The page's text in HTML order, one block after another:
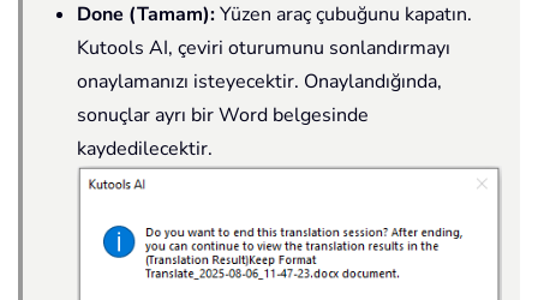
Done (Tamam):Yüzen araç çubuğunu kapatın.
Kutools AI, çeviri oturumunu sonlandırmayı
onaylamanızı isteyecektir. Onaylandığında,
sonuçlar ayrı bir Word belgesinde
kaydedilecektir.